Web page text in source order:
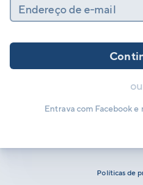
Endereço de e-mail
ou
Entrava com Facebook e
Políticas de